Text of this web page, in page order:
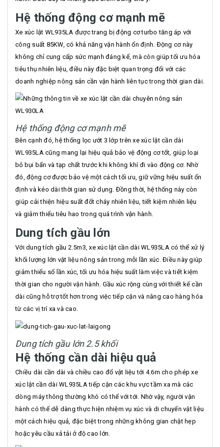
Hệ thống động cơ mạnh mẽ
Xe xúc lật WL935LA được trang bị động cơ turbo tăng áp với
công suất 85KW, có khả năng vận hành ổn định. Động cơ này
không chỉ cung cấp sức mạnh đáng kể, mà còn giúp tối ưu hóa
tiêu thụ nhiên liệu, điều này đặc biệt quan trọng đối với các
doanh nghiệp nông sản cần vận hành liên tục trong thời gian dài.
Hệ thống động cơ mạnh mẽ
Bên cạnh đó, hệ thống lọc ướt 3 lớp trên xe xúc lật cần dài
WL935LA cũng mang lại hiệu quả bảo vệ động cơ tốt, giúp loại
bỏ bụi bẩn và tạp chất trước khi không khí đi vào động cơ. Nhờ
đó, động cơ được bảo vệ một cách tối ưu, giữ vững hiệu suất ổn
định và kéo dài thời gian sử dụng. Đồng thời, hệ thống này còn
giúp cải thiện hiệu suất đốt cháy nhiên liệu, tiết kiệm nhiên liệu
và giảm thiểu tiêu hao trong quá trình vận hành.
Dung tích gầu lớn
Với dung tích gầu 2.5m3, xe xúc lật cần dài WL935LA có thể xử lý
khối lượng lớn vật liệu nông sản trong mỗi lần xúc. Điều này giúp
giảm thiểu số lần xúc, tối ưu hóa hiệu suất làm việc và tiết kiệm
thời gian cho người vận hành. Gầu xúc rộng cùng với thiết kế cần
dài cũng hỗ trợ tốt hơn trong việc tiếp cận và nâng cao hàng hóa
từ các vị trí xa và cao.
Dung tích gầu lớn 2.5 khối
Hệ thống cần dài hiệu quả
Chiều dài cần dài và chiều cao đổ vật liệu tới 4.6m cho phép xe
xúc lật cần dài WL935LA tiếp cận các khu vực tầm xa mà các
dòng máy thông thường khó có thể với tới. Nhờ vậy, người vận
hành có thể dễ dàng thực hiện nhiệm vụ xúc và di chuyển vật liệu
một cách hiệu quả, đặc biệt trong những không gian chật hẹp
hoặc yêu cầu xả tải ở độ cao lớn.